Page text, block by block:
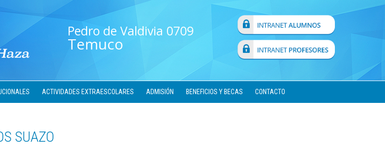
Pedro de Valdivia 0709
Temuco
ACTIVIDADES EXTRAESCOLARES ADMISIÓN BENEFICIOS Y BECAS CONTACTO
SUAZO